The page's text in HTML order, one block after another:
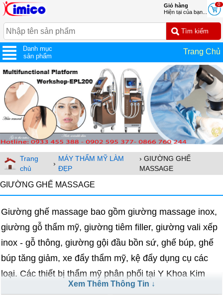
0
Giỏ hàng
Hiện tại của bạn...
Danh mục
sản phẩm
Trang Chủ
Trang
chủ
›
MÁY THẨM MỸ LÀM
ĐẸP
› GIƯỜNG GHẾ
MASSAGE
GIƯỜNG GHẾ MASSAGE
Giường ghế massage bao gồm giường massage inox,
giường gỗ thẩm mỹ, giường tiêm filler, giường vali xếp
inox - gỗ thông, giường gội đầu bồn sứ, ghế búp, ghế
búp tăng giảm, xe đẩy thẩm mỹ, kệ đẩy dụng cụ các
loại. Các thiết bị thẩm mỹ phân phối tại Y Khoa Kim
Minh được sản xuất, nhập khẩu, phân phối bán sỉ lẻ tại
Xem Thêm Thông Tin ↓